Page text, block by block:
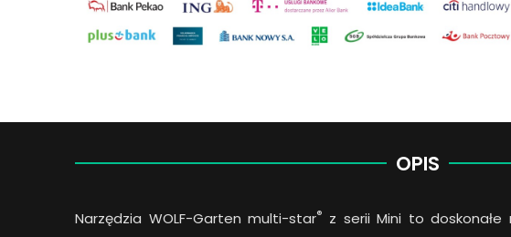
OPIS
Narzędzia WOLF-Garten multi-star® z serii Mini to doskonałe